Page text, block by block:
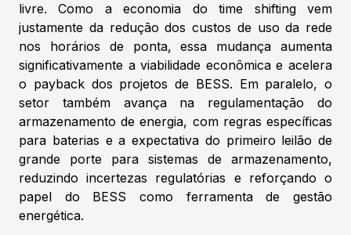
livre. Como a economia do time shifting vem
justamente da redução dos custos de uso da rede
nos horários de ponta, essa mudança aumenta
significativamente a viabilidade econômica e acelera
o payback dos projetos de BESS. Em paralelo, o
setor também avança na regulamentação do
armazenamento de energia, com regras específicas
para baterias e a expectativa do primeiro leilão de
grande porte para sistemas de armazenamento,
reduzindo incertezas regulatórias e reforçando o
papel do BESS como ferramenta de gestão
energética.